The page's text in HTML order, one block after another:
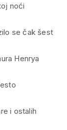
noći
se čak šest
Henrya
i ostalih